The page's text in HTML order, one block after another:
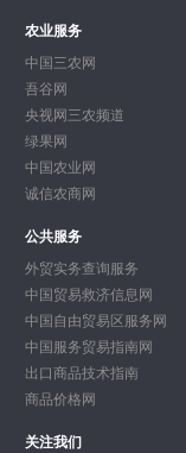
农业服务
中国三农网
吾谷网
央视网三农频道
绿果网
中国农业网
诚信农商网
公共服务
外贸实务查询服务
中国贸易救济信息网
中国自由贸易区服务网
中国服务贸易指南网
出口商品技术指南
商品价格网
关注我们